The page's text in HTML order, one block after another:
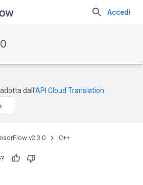
Accedi
dall'API Cloud Translation
v2.3.0 C++